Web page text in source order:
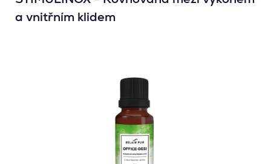
a vnitřním klidem